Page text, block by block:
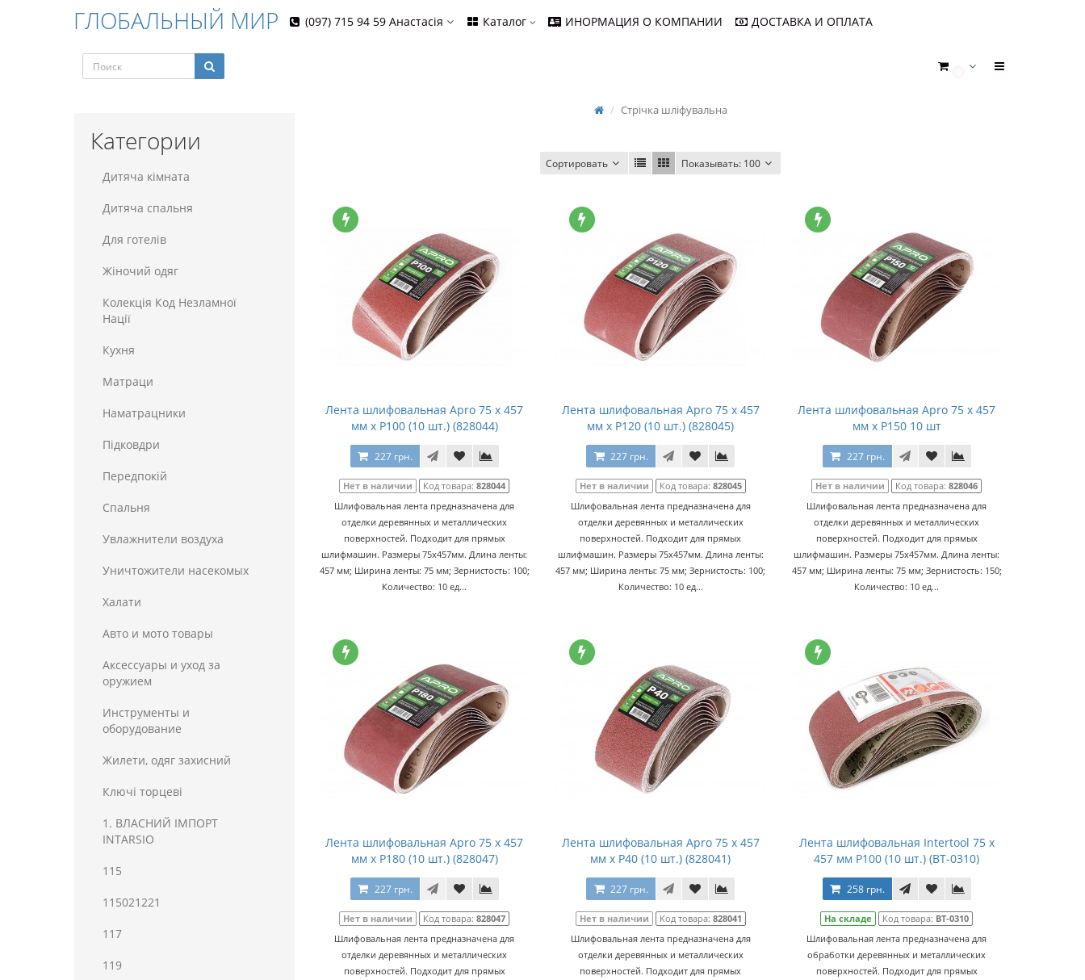
ГЛОБАЛЬНЫЙ МИР (097) 715 94 59 Анастасія Каталог ИНОРМАЦИЯ О КОМПАНИИ ДОСТАВКА И ОПЛАТА
Категории
Дитяча кімната
Дитяча спальня
Для готелiв
Жіночий одяг
Колекція Код Незламної
Нації
Кухня
Матраци
Наматрацники
Пiдковдри
Передпокій
Спальня
Увлажнители воздуха
Уничтожители насекомых
Халати
Авто и мото товары
Аксессуары и уход за
оружием
Инструменты и
оборудование
Жилети, одяг захисний
Ключі торцеві
1. ВЛАСНИЙ ІМПОРТ
INTARSIO
115
115021221
117
119
Стрічка шліфувальна
Сортировать Показывать: 100
Лента шлифовальная Apro 75 x 457
мм x Р100 (10 шт.) (828044)
227 грн.
Нет в наличии Код товара:828044
Шлифовальная лента предназначена для
отделки деревянных и металлических
поверхностей. Подходит для прямых
шлифмашин. Размеры 75x457мм. Длина ленты:
457 мм; Ширина ленты: 75 мм; Зернистость: 100;
Количество: 10 ед...
Лента шлифовальная Apro 75 x 457
мм x Р120 (10 шт.) (828045)
227 грн.
Нет в наличии Код товара: 828045
Шлифовальная лента предназначена для
отделки деревянных и металлических
поверхностей. Подходит для прямых
шлифмашин. Размеры 75x457мм. Длина ленты:
457 мм; Ширина ленты: 75 мм; Зернистость: 100;
Количество: 10 ед...
Лента шлифовальная Apro 75 x 457
мм x Р150 10 шт
227 грн.
Нет в наличии Код товара:828046
Шлифовальная лента предназначена для
отделки деревянных и металлических
поверхностей. Подходит для прямых
шлифмашин. Размеры 75x457мм. Длина ленты:
457 мм; Ширина ленты: 75 мм; Зернистость: 150;
Количество: 10 ед...
Лента шлифовальная Apro 75 x 457
мм x Р180 (10 шт.) (828047)
227 грн.
Нет в наличии Код товара:828047
Шлифовальная лента предназначена для
отделки деревянных и металлических
поверхностей. Подходит для прямых
Лента шлифовальная Apro 75 x 457
мм x Р40 (10 шт.) (828041)
227 грн.
Нет в наличии Код товара: 828041
Шлифовальная лента предназначена для
отделки деревянных и металлических
поверхностей. Подходит для прямых
Лента шлифовальная Intertool 75 х
457 мм Р100 (10 шт.) (BT-0310)
258 грн.
На складе Код товара: BT-0310
Шлифовальная лента предназначена для
обработки деревянных и металлических
поверхностей. Подходит для прямых